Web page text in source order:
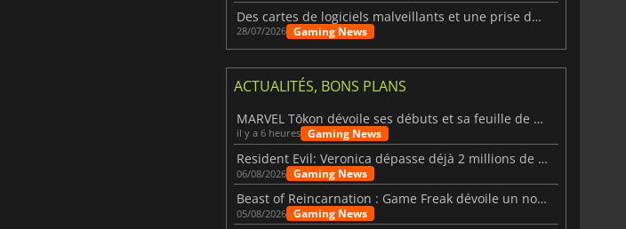
Des cartes de logiciels malveillants et une prise de contrôle de Discord ont touché Meccha Chameleon
28/07/2026 Gaming News
ACTUALITÉS, BONS PLANS
MARVEL Tōkon dévoile ses débuts et sa feuille de route
il y a 6 heures Gaming News
Resident Evil: Veronica dépasse déjà 2 millions de wishlists
06/08/2026 Gaming News
Beast of Reincarnation : Game Freak dévoile un nouveau pari
05/08/2026 Gaming News